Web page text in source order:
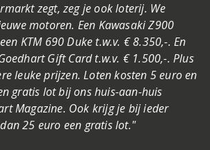
zegt, zeg je ook loterij. We
motoren. Een Kawasaki Z900
KTM 690 Duke t.w.v. € 8.350,-. En
Gift Card t.w.v. € 1.500,-. Plus
leuke prijzen. Loten kosten 5 euro en
gratis lot bij ons huis-aan-huis
Magazine. Ook krijg je bij ieder
25 euro een gratis lot."